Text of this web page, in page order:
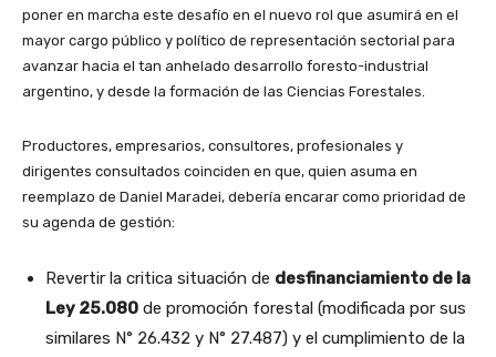
poner en marcha este desafío en el nuevo rol que asumirá en el
mayor cargo público y político de representación sectorial para
avanzar hacia el tan anhelado desarrollo foresto-industrial
argentino, y desde la formación de las Ciencias Forestales.
Productores, empresarios, consultores, profesionales y
dirigentes consultados coinciden en que, quien asuma en
reemplazo de Daniel Maradei, debería encarar como prioridad de
su agenda de gestión:
Revertir la critica situación de desfinanciamiento de la
Ley 25.080 de promoción forestal (modificada por sus
similares N° 26.432 y N° 27.487) y el cumplimiento de la